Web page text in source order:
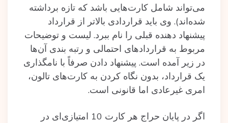
می‌تواند شامل کارت‌هایی باشد که تازه برداشته
شده‌اند). وی باید قراردادی بالاتر از قرارداد
پیشنهاد دهنده قبلی را نام ببرد. لیست و توضیحات
مربوط به قراردادهای احتمالی و رتبه بندی آن‌ها
در زیر آمده است. پیشنهاد دادن صرفاً با نامگذاری
یک قرارداد، بدون نگاه کردن به کارت‌های تالون،
امری غیرعادی اما قانونی است.
اگر در پایان حراج هر کارت 10 امتیازی‌ای در